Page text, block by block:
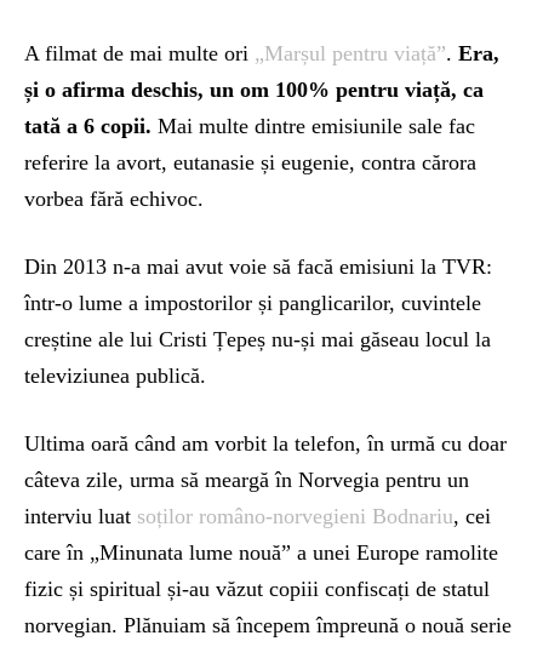
A filmat de mai multe ori „Marșul pentru viață”. Era,
și o afirma deschis, un om 100% pentru viață, ca
tată a 6 copii. Mai multe dintre emisiunile sale fac
referire la avort, eutanasie și eugenie, contra cărora
vorbea fără echivoc.
Din 2013 n-a mai avut voie să facă emisiuni la TVR:
într-o lume a impostorilor și panglicarilor, cuvintele
creștine ale lui Cristi Țepeș nu-și mai găseau locul la
televiziunea publică.
Ultima oară când am vorbit la telefon, în urmă cu doar
câteva zile, urma să meargă în Norvegia pentru un
interviu luat soților româno-norvegieni Bodnariu, cei
care în „Minunata lume nouă” a unei Europe ramolite
fizic și spiritual și-au văzut copiii confiscați de statul
norvegian. Plănuiam să începem împreună o nouă serie